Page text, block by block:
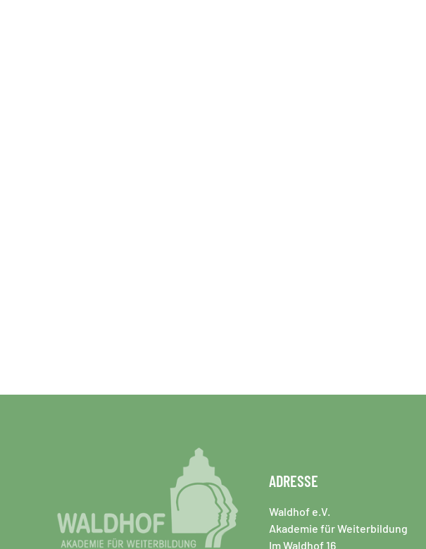
ADRESSE
Waldhof e.V.
Akademie für Weiterbildung
Im Waldhof 16